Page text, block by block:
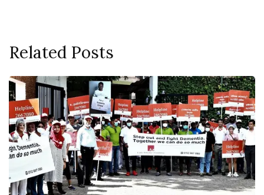
Related Posts